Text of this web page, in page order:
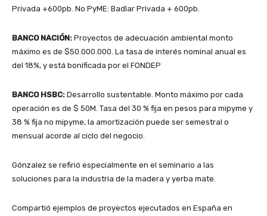
Privada +600pb. No PyME: Badlar Privada + 600pb.
BANCO NACIÓN: Proyectos de adecuación ambiental monto
máximo es de $50.000.000. La tasa de interés nominal anual es
del 18%, y está bonificada por el FONDEP
BANCO HSBC: Desarrollo sustentable. Monto máximo por cada
operación es de $ 50M. Tasa del 30 % fija en pesos para mipyme y
38 % fija no mipyme, la amortización puede ser semestral o
mensual acorde al ciclo del negocio.
Gónzalez se refirió especialmente en el seminario a las
soluciones para la industria de la madera y yerba mate.
Compartió ejemplos de proyectos ejecutados en España en